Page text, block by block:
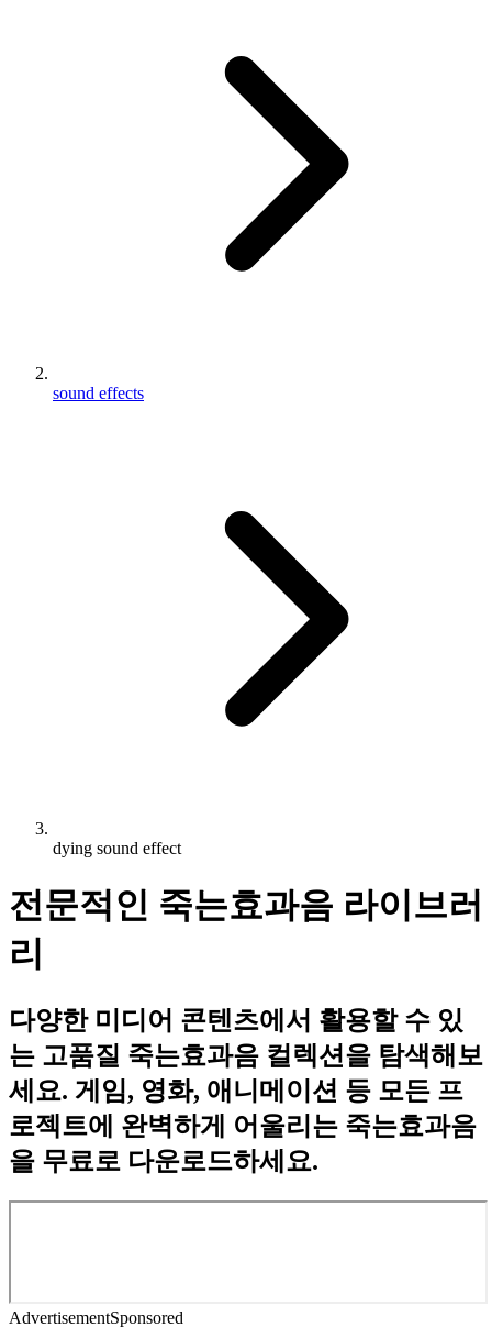
sound effects
dying sound effect
전문적인 죽는효과음 라이브러
리
다양한 미디어 콘텐츠에서 활용할 수 있
는 고품질 죽는효과음 컬렉션을 탐색해보
세요. 게임, 영화, 애니메이션 등 모든 프
로젝트에 완벽하게 어울리는 죽는효과음
을 무료로 다운로드하세요.
AdvertisementSponsored